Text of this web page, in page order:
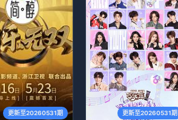
更新至20260531期 更新至20260531期